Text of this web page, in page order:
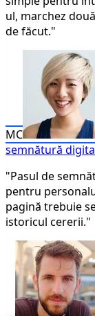
ul, marchez
de făcut."
MC
semnătură
"Pasul de
pentru
pagină trebuie
istoricul cererii."